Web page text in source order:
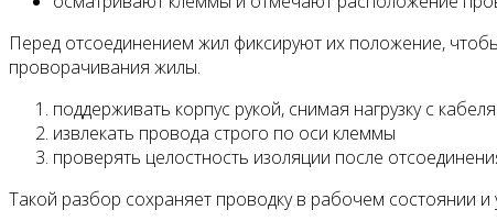
Перед отсоединением жил фиксируют их положение,
проворачивания жилы.
поддерживать корпус рукой, снимая нагрузку с кабеля
извлекать провода строго по оси клеммы
проверять целостность изоляции после
Такой разбор сохраняет проводку в рабочем состоянии